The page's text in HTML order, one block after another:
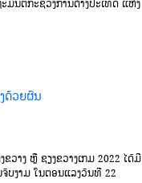
ມົນຕີກະຊວງການຕ່າງປະເທດ ແຫ່ງ
ດ້ວຍຜົນ
ວາງ ຫຼື ຊຽງຂວາງເກມ 2022 ໄດ້ມີ
ບງາມ ໃນຕອນແລງວັນທີ 22